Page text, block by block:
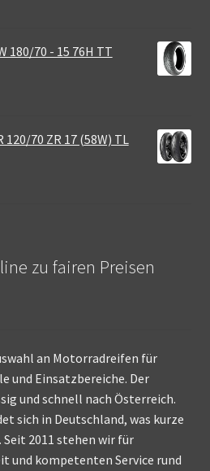
180/70 - 15 76H TT
70 ZR 17 (58W) TL
zu fairen Preisen
an Motorradreifen für
und Einsatzbereiche. Der
und schnell nach Österreich.
sich in Deutschland, was kurze
2011 stehen wir für
und kompetenten Service rund